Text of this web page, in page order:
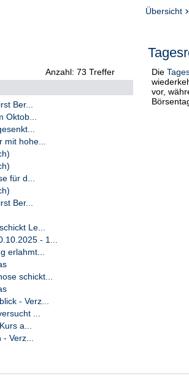
Anzahl: 73 Treffer
Ber...
hohe...
für d...
Ber...
Le...
- 1...
erlahmt...
schickt...
- Verz...
...
a...
Verz...
Übersicht
Die
vor,